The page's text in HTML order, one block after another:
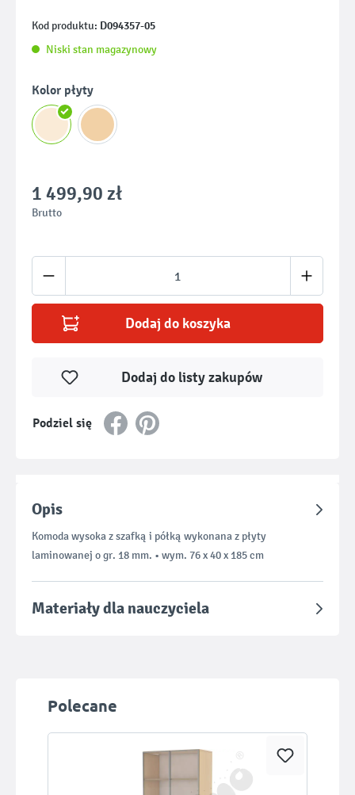
Kod produktu: D094357-05
Niski stan magazynowy
Wybierz
Kolor płyty
1 499,90 zł
Brutto
Ilość produktu: Wprowadź żądaną ilość
Dodaj do koszyka
Podziel się
Dodaj do listy zakupów
Opis
Komoda wysoka z szafką i półką wykonana z płyty
laminowanej o gr. 18 mm. • wym. 76 x 40 x 185 cm
Materiały dla nauczyciela
Pomiń galerię produktów
Polecane